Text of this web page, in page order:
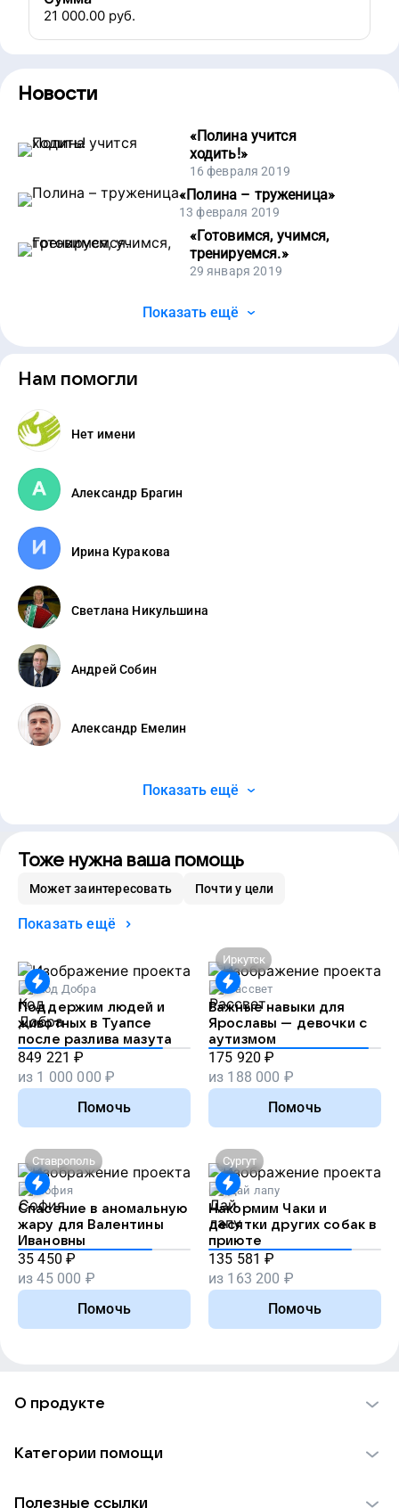
21 000.00 руб.
Новости
«Полина учится
ходить!»
16 февраля 2019
«Полина – труженица»
13 февраля 2019
«Готовимся, учимся,
тренируемся.»
29 января 2019
Показать ещё
Нам помогли
Нет имени
Александр Брагин
Ирина Куракова
Светлана Никульшина
Андрей Собин
Александр Емелин
Показать ещё
Тоже нужна ваша помощь
Может заинтересовать Почти у цели
Показать ещё
Код Добра
Поддержим людей и
животных в Туапсе
после разлива мазута
849 221 ₽
из 1 000 000 ₽
Помочь
Иркутск
Рассвет
Важные навыки для
Ярославы — девочки с
аутизмом
175 920 ₽
из 188 000 ₽
Помочь
Ставрополь
София
Спасение в аномальную
жару для Валентины
Ивановны
35 450 ₽
из45 000 ₽
Помочь
Сургут
Дай лапу
Накормим Чаки и
десятки других собак в
приюте
135 581 ₽
из 163 200 ₽
Помочь
О продукте
Использование материалов
Категории помощи
Полезные ссылки